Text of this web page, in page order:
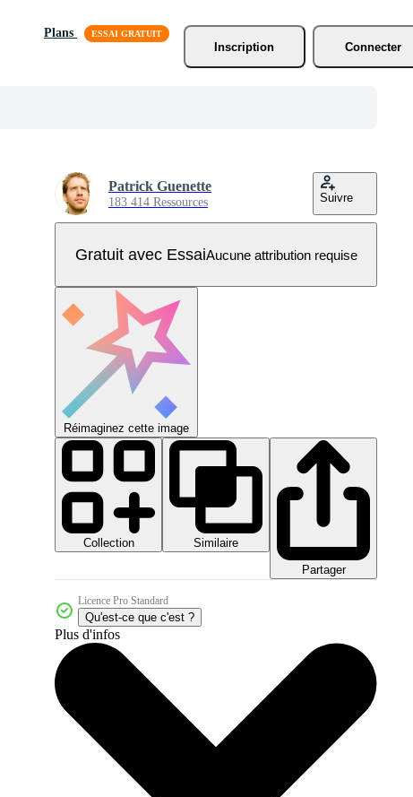
Plans
Inscription
Connecter
Patrick Guenette
183 414 Ressources Suivre
Gratuit avec EssaiAucune attribution requise
Réimaginez cette image
Collection
Similaire
Partager
Licence Pro Standard
Qu'est-ce que c'est ?
Plus d'infos